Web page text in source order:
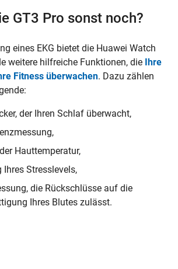
GT3 Pro sonst noch?
eines EKG bietet die Huawei Watch
weitere hilfreiche Funktionen, die Ihre
Fitness überwachen. Dazu zählen
der Ihren Schlaf überwacht,
Hauttemperatur,
Stresslevels,
die Rückschlüsse auf die
Ihres Blutes zulässt.